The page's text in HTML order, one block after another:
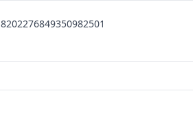
8202276849350982501